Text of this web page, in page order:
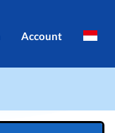
Account
Masuk
Português